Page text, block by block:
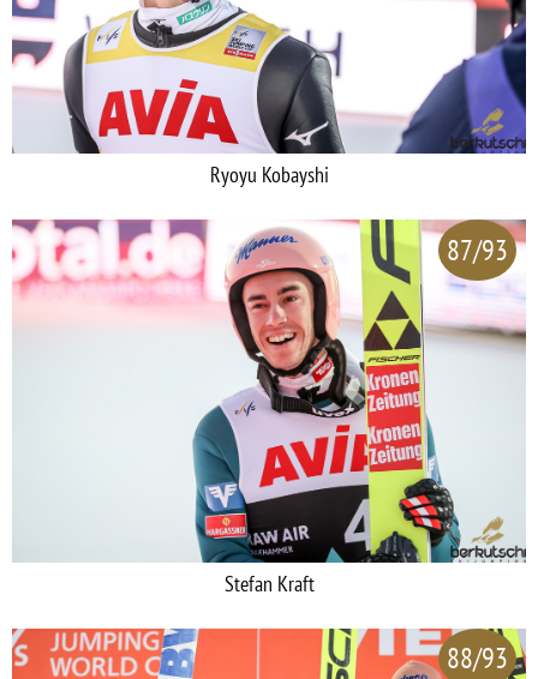
Ryoyu Kobayshi
87/93
Stefan Kraft
88/93